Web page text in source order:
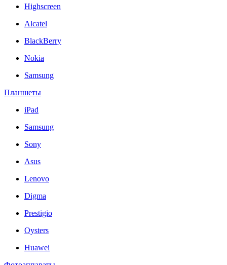
Highscreen
Alcatel
BlackBerry
Nokia
Samsung
Планшеты
iPad
Samsung
Sony
Asus
Lenovo
Digma
Prestigio
Oysters
Huawei